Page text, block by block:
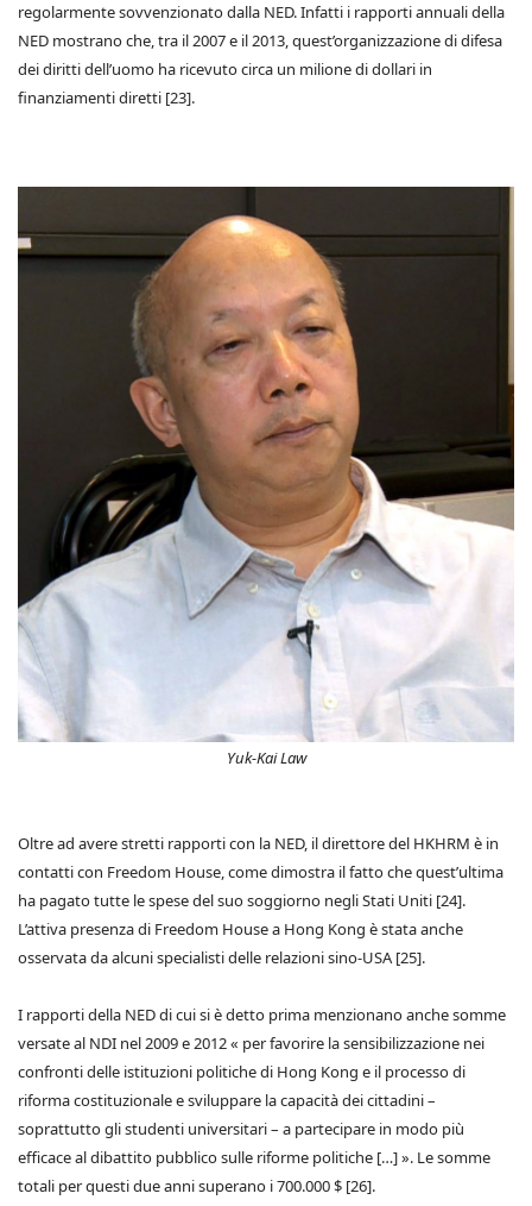
regolarmente sovvenzionato dalla NED. Infatti i rapporti annuali della
NED mostrano che, tra il 2007 e il 2013, quest’organizzazione di difesa
dei diritti dell’uomo ha ricevuto circa un milione di dollari in
finanziamenti diretti [23].
Yuk-Kai Law
Oltre ad avere stretti rapporti con la NED, il direttore del HKHRM è in
contatti con Freedom House, come dimostra il fatto che quest’ultima
ha pagato tutte le spese del suo soggiorno negli Stati Uniti [24].
L’attiva presenza di Freedom House a Hong Kong è stata anche
osservata da alcuni specialisti delle relazioni sino-USA [25].
I rapporti della NED di cui si è detto prima menzionano anche somme
versate al NDI nel 2009 e 2012 « per favorire la sensibilizzazione nei
confronti delle istituzioni politiche di Hong Kong e il processo di
riforma costituzionale e sviluppare la capacità dei cittadini –
soprattutto gli studenti universitari – a partecipare in modo più
efficace al dibattito pubblico sulle riforme politiche […] ». Le somme
totali per questi due anni superano i 700.000 $ [26].